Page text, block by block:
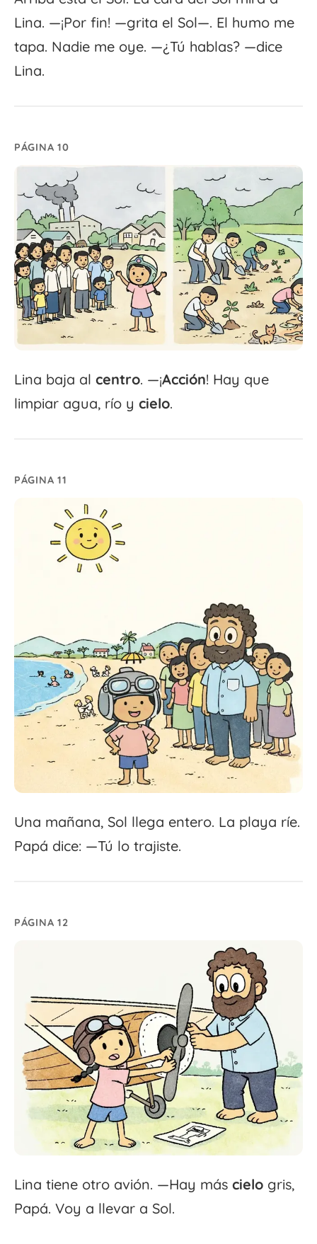
Lina. —¡Por fin! —grita el Sol—. El humo me
tapa. Nadie me oye. —¿Tú hablas? —dice
Lina.
PÁGINA 10
Lina baja al centro. —¡Acción! Hay que
limpiar agua, río y cielo.
PÁGINA 11
Una mañana, Sol llega entero. La playa ríe.
Papá dice: —Tú lo trajiste.
PÁGINA 12
Lina tiene otro avión. —Hay más cielo gris,
Papá. Voy a llevar a Sol.